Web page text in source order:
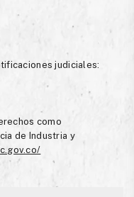
judiciales:
como
de Industria y